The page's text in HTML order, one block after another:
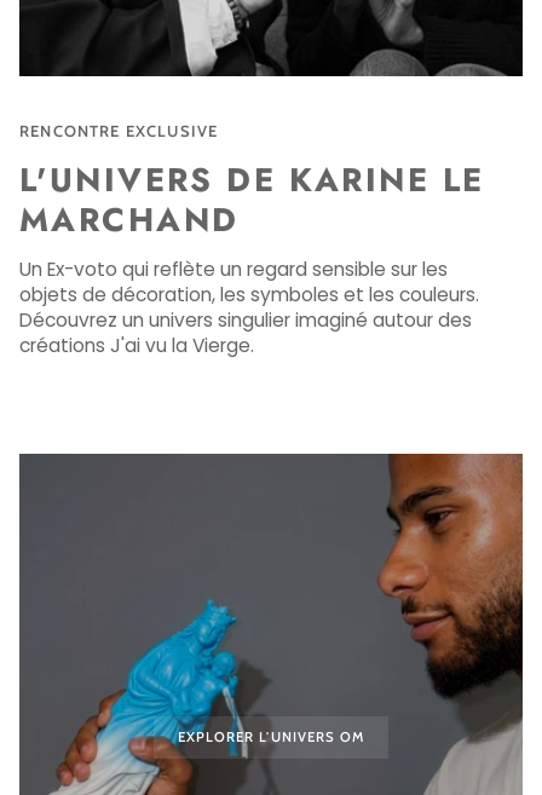
RENCONTRE EXCLUSIVE
L'UNIVERS DE KARINE LE
MARCHAND
Un Ex-voto qui reflète un regard sensible sur les
objets de décoration, les symboles et les couleurs.
Découvrez un univers singulier imaginé autour des
créations J'ai vu la Vierge.
EXPLORER L'UNIVERS OM